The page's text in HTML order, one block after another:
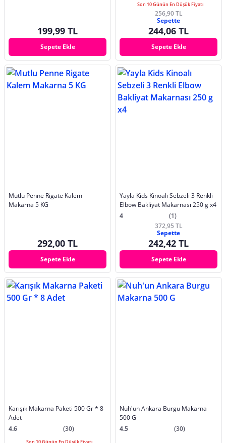
199,99 TL
Sepete Ekle
Son 10 Günün En Düşük Fiyatı
256,90 TL
Sepette
244,06 TL
Sepete Ekle
Mutlu Penne Rigate Kalem
Makarna 5 KG
292,00 TL
Sepete Ekle
Yayla Kids Kinoalı Sebzeli 3 Renkli
Elbow Bakliyat Makarnası 250 g x4
4
(1)
372,95 TL
Sepette
242,42 TL
Sepete Ekle
Karışık Makarna Paketi 500 Gr * 8
Adet
4.6
(30)
Son 10 Günün En Düşük Fiyatı
Nuh'un Ankara Burgu Makarna
500 G
4.5
(30)